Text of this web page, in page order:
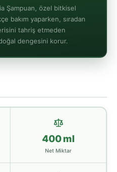
Şampuan, özel bitkisel
bakım yaparken, sıradan
tahriş etmeden
dengesini korur.
400 ml
Net Miktar